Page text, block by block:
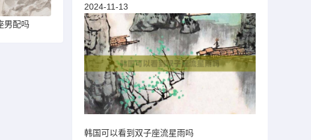
男配吗
2024-11-13
韩国可以看到双子座流星雨吗